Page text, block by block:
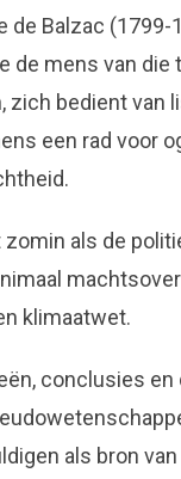
de Balzac
de mens van
zich bedient van
een rad voor
als de
klimaatwet.
conclusies
als bron van